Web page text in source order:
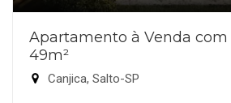
Apartamento à Venda com
49m²
Canjica, Salto-SP